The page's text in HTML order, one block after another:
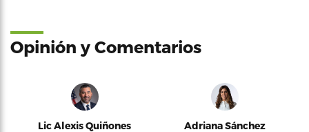
Opinión y Comentarios
Lic Alexis Quiñones Adriana Sánchez